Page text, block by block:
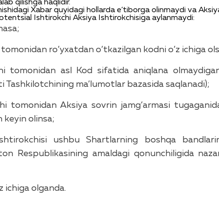
qilishga haqlidir.
Xabar quyidagi hollarda e’tiborga olinmaydi va
Ishtirokchi Aksiya Ishtirokchisiga aylanmaydi:
sa;
tomonidan ro’yxatdan o’tkazilgan kodni o’z ichiga ol
tomonidan asl Kod sifatida aniqlana
Tashkilotchining ma’lumotlar bazasida saqlanadi);
tomonidan Aksiya sovrin jamg’armasi
keyin olinsa;
ushbu Shart larning boshqa
Respublikasining amaldagi qonunchiligida
ichiga olganda.